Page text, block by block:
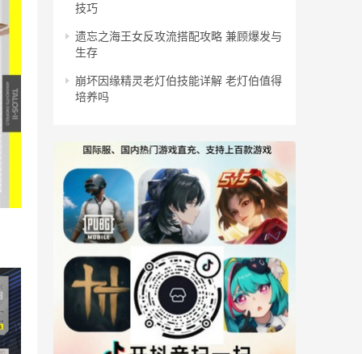
技巧
遗忘之海王女反攻流搭配攻略 兼顾爆发与
生存
崩坏因缘精灵老灯伯技能详解 老灯伯值得
培养吗